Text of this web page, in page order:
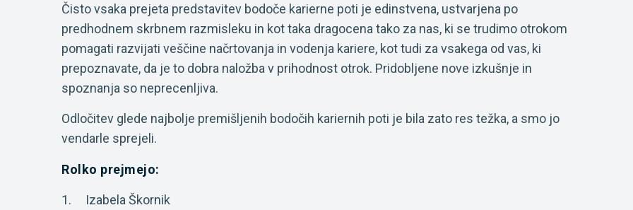
Čisto vsaka prejeta predstavitev bodoče karierne poti je edinstvena, ustvarjena po
predhodnem skrbnem razmisleku in kot taka dragocena tako za nas, ki se trudimo otrokom
pomagati razvijati veščine načrtovanja in vodenja kariere, kot tudi za vsakega od vas, ki
prepoznavate, da je to dobra naložba v prihodnost otrok. Pridobljene nove izkušnje in
spoznanja so neprecenljiva.
Odločitev glede najbolje premišljenih bodočih kariernih poti je bila zato res težka, a smo jo
vendarle sprejeli.
Rolko prejmejo:
1. Izabela Škornik